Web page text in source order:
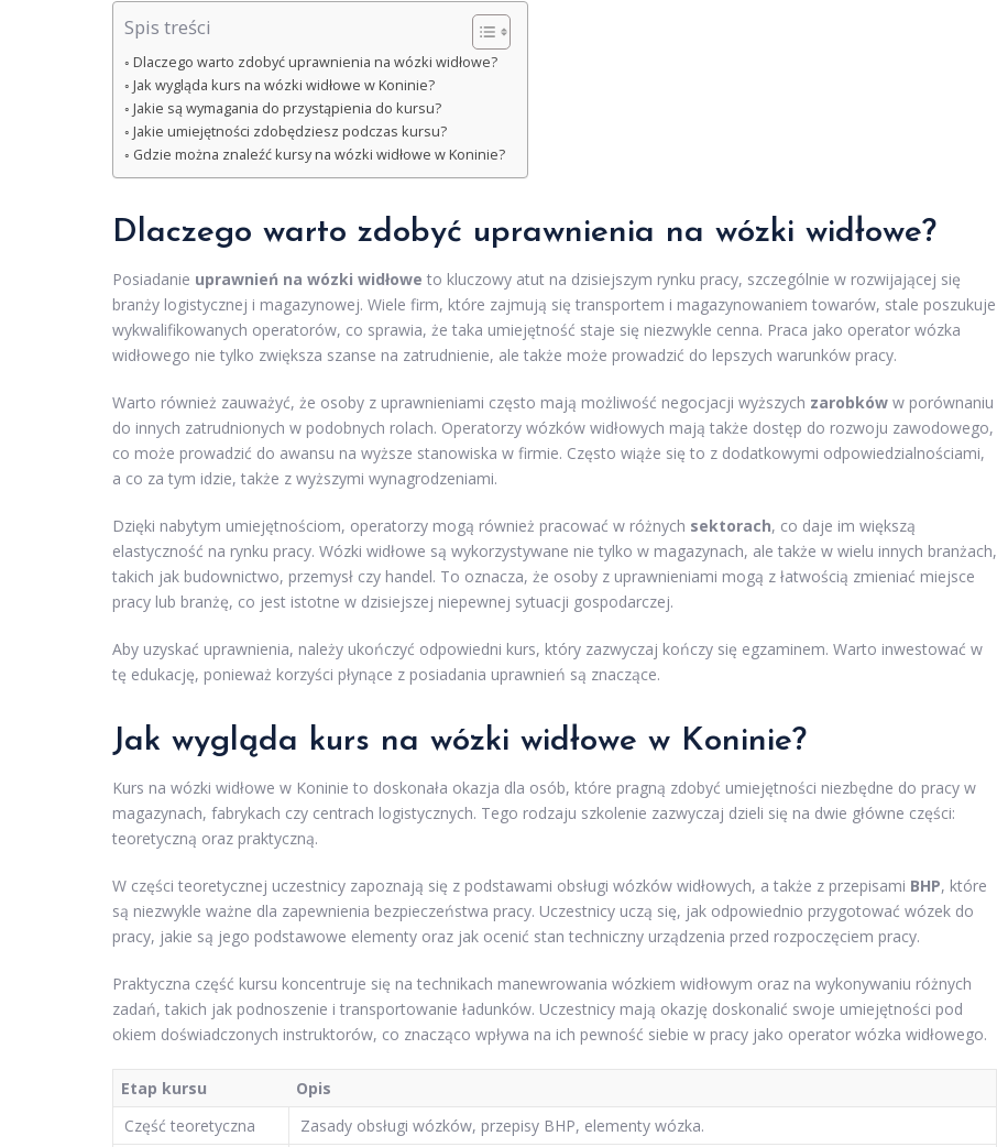
Spis treści
Dlaczego warto zdobyć uprawnienia na wózki widłowe?
Jak wygląda kurs na wózki widłowe w Koninie?
Jakie są wymagania do przystąpienia do kursu?
Jakie umiejętności zdobędziesz podczas kursu?
Gdzie można znaleźć kursy na wózki widłowe w Koninie?
Dlaczego warto zdobyć uprawnienia na wózki widłowe?
Posiadanie uprawnień na wózki widłowe to kluczowy atut na dzisiejszym rynku pracy, szczególnie w rozwijającej się
branży logistycznej i magazynowej. Wiele firm, które zajmują się transportem i magazynowaniem towarów, stale poszukuje
wykwalifikowanych operatorów, co sprawia, że taka umiejętność staje się niezwykle cenna. Praca jako operator wózka
widłowego nie tylko zwiększa szanse na zatrudnienie, ale także może prowadzić do lepszych warunków pracy.
Warto również zauważyć, że osoby z uprawnieniami często mają możliwość negocjacji wyższych zarobków w porównaniu
do innych zatrudnionych w podobnych rolach. Operatorzy wózków widłowych mają także dostęp do rozwoju zawodowego,
co może prowadzić do awansu na wyższe stanowiska w firmie. Często wiąże się to z dodatkowymi odpowiedzialnościami,
a co za tym idzie, także z wyższymi wynagrodzeniami.
Dzięki nabytym umiejętnościom, operatorzy mogą również pracować w różnych sektorach, co daje im większą
elastyczność na rynku pracy. Wózki widłowe są wykorzystywane nie tylko w magazynach, ale także w wielu innych branżach,
takich jak budownictwo, przemysł czy handel. To oznacza, że osoby z uprawnieniami mogą z łatwością zmieniać miejsce
pracy lub branżę, co jest istotne w dzisiejszej niepewnej sytuacji gospodarczej.
Aby uzyskać uprawnienia, należy ukończyć odpowiedni kurs, który zazwyczaj kończy się egzaminem. Warto inwestować w
tę edukację, ponieważ korzyści płynące z posiadania uprawnień są znaczące.
Jak wygląda kurs na wózki widłowe w Koninie?
Kurs na wózki widłowe w Koninie to doskonała okazja dla osób, które pragną zdobyć umiejętności niezbędne do pracy w
magazynach, fabrykach czy centrach logistycznych. Tego rodzaju szkolenie zazwyczaj dzieli się na dwie główne części:
teoretyczną oraz praktyczną.
W części teoretycznej uczestnicy zapoznają się z podstawami obsługi wózków widłowych, a także z przepisami BHP, które
są niezwykle ważne dla zapewnienia bezpieczeństwa pracy. Uczestnicy uczą się, jak odpowiednio przygotować wózek do
pracy, jakie są jego podstawowe elementy oraz jak ocenić stan techniczny urządzenia przed rozpoczęciem pracy.
Praktyczna część kursu koncentruje się na technikach manewrowania wózkiem widłowym oraz na wykonywaniu różnych
zadań, takich jak podnoszenie i transportowanie ładunków. Uczestnicy mają okazję doskonalić swoje umiejętności pod
okiem doświadczonych instruktorów, co znacząco wpływa na ich pewność siebie w pracy jako operator wózka widłowego.
Etap kursu
Opis
Część teoretyczna
Zasady obsługi wózków, przepisy BHP, elementy wózka.